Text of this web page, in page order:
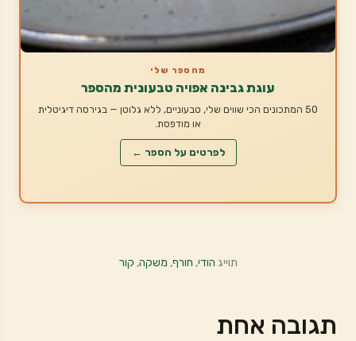
מהספר שלי
עוגת גבינה אפויה טבעונית מהספר
50 המתכונים הכי שווים שלי, טבעוניים, ללא גלוטן — בגירסה דיגיטלית
או מודפסת.
לפרטים על הספר ←
תוייג הודי, חורף, משקה, קור
תגובה אחת